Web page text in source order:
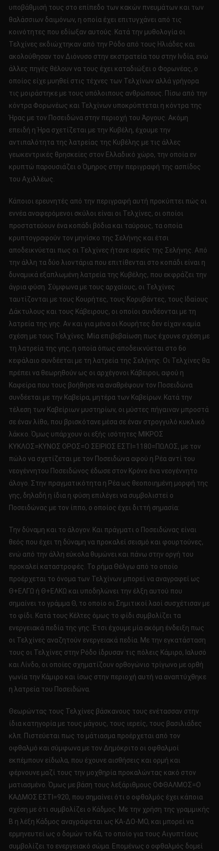
υποβάθμισή τους στο επίπεδο των κακών πνευμάτων και των
θαλάσσιων δαιμόνων, η οποία έχει επιτυγχάνει από τις
κοινότητες που εδίωξαν αυτούς. Κατά την μυθολογία οι
Τελχίνες εκδιώχτηκαν από την Ρόδο από τους Ηλιάδες και
ακολούθησαν τον Διόνυσο στην εκστρατεία του στην Ινδία, ενώ
άλλες πηγές θέλουν να τους έχει καταδιώξει ο Φορωνέας, ο
οποίος είχε μυηθεί στις τέχνες των Τελχίνων αλλά γρήγορα
τις μοιράστηκε με τους υπόλοιπους ανθρώπους. Πίσω από την
κόντρα Φορωνέως και Τελχίνων υποκρύπτεται η κόντρα της
Ήρας με τον Ποσειδώνα στην περιοχή του Άργους. Ακόμη
επειδή η Ήρα σχετίζεται με την Κυβέλη, έχουμε την
αντιπαλότητα της λατρείας της Κυβέλης με τις άλλες
γεωκεντρικές θρησκείες στον Ελλαδικό χώρο, την οποία εν
κρυπτώ παρουσιάζει ο Όμηρος στην περιγραφή της ασπίδος
του Αχιλλέως.
Κάποιοι ερευνητές από την περιγραφή αυτή προκύπτει πώς οι
εννέα αναφερόμενοι σκύλοι είναι οι Τελχίνες, οι οποίοι
προστατεύουν ένα κοπάδι βόδια και ταύρους, τα οποία
κρυπτογραφούν τον μηνίσκο της Σελήνης και έτσι
αποδεικνύεται πως οι Τελχίνες ήτανε ιερείς της Σελήνης. Από
την άλλη τα δύο λιοντάρια που επιτίθενται στο κοπάδι είναι η
δυναμικά εξαπλωμένη λατρεία της Κυβέλης, που εκφράζει την
άγρια φύση. Σύμφωνα με τους αρχαίους, οι Τελχίνες
ταυτίζονται με τους Κουρήτες, τους Κορυβάντες, τους Ιδαίους
Δάκτυλους και τους Κάβειρους, οι οποίοι συνδέονται με τη
λατρεία της γης. Αν και για μένα οι Κουρήτες δεν είχαν καμία
σχέση με τους Τελχίνες. Μία επιβεβαίωση πως έχουνε σχέση με
τη λατρεία της γης, η οποία όπως αποδεικνύεται στο 6ο
κεφάλαιο συνδέεται με τη λατρεία της Σελήνης. Οι Τελχίνες θα
πρέπει να θεωρηθούν ως οι αρχέγονοι Κάβειροι, αφού η
Καφείρα που τους βοήθησε να αναθρέψουν τον Ποσειδώνα
συνδέεται με την Καβείρα, μητέρα των Καβείρων. Κατά την
τέλεση των Καβείριων μυστηρίων, οι μύστες πήγαιναν μπροστά
σε έναν λίθο, που βρισκότανε μέσα σε έναν στρογγυλό κυκλικό
λάκκο. Όμως υπάρχουν οι εξής ισότητες ΜΙΚΡΟΣ
ΚΥΚΛΟΣ=ΚΥΝΟΣ ΟΡΟΣ=Ο ΣΕΙΡΙΟΣ ΕΣΤΙ=1180=ΠΩΛΟΣ, με τον
πώλο να σχετίζεται με τον Ποσειδώνα αφού η Ρέα αντί του
νεογέννητου Ποσειδώνος έδωσε στον Κρόνο ένα νεογέννητο
άλογο. Στην πραγματικότητα η Ρέα ως θεοποιημένη μορφή της
γης, δηλαδή η ίδια η φύση επιλέγει να συμβολιστεί ο
Ποσειδώνας με τον ίππο, ο οποίος έχει διττή σημασία:
Την δύναμη και το άλογον. Και πράγματι ο Ποσειδώνας είναι
θεός που έχει τη δύναμη να προκαλεί σεισμό και φουρτούνες,
ενώ από την άλλη εύκολα θυμώνει και πάνω στην οργή του
προκαλεί καταστροφές. Το ρήμα Θέλγω από το οποίο
προέρχεται το όνομα των Τελχίνων μπορεί να αναγραφεί ως
Θ+ΕΛΓΩ ή Θ+ΕΛΚΩ και υποδηλώνει την έλξη αυτού που
σημαίνει το γράμμα Θ, το οποίο οι Σημιτικοί λαοί συσχέτισαν με
το φίδι. Κατά τους Κέλτες όμως το φίδι συμβολίζει τα
ενεργειακά πεδία της γης. Έτσι έχουμε μία ακόμη ένδειξη πως
οι Τελχίνες αναζητούν ενεργειακά πεδία. Με την εγκατάσταση
τους οι Τελχίνες στην Ρόδο ίδρυσαν τις πόλεις Κάμιρο, Ιαλυσό
και Λίνδο, οι οποίες σχηματίζουν ορθογώνιο τρίγωνο με ορθή
γωνία την Κάμιρο και ίσως στην περιοχή αυτή να αναπτύχθηκε
η λατρεία του Ποσειδώνα.
Θεωρώντας τους Τελχίνες βάσκανους τους ενέτασσαν στην
ίδια κατηγορία με τους μάγους, τους ιερείς, τους βασιλιάδες
κλπ. Πιστεύεται πως το μάτιασμα προέρχεται από τον
οφθαλμό και σύμφωνα με τον Δημόκριτο οι οφθαλμοί
εκπέμπουν είδωλα, που έχουνε αισθήσεις και ορμή και
φέρνουνε μαζί τους την μοχθηρία προκαλώντας κακό στον
ματιασμένο. Όμως με βάση τους λεξάριθμους ΟΦΘΑΛΜΟΣ=Ο
ΚΑΔΜΟΣ ΕΣΤΙ=920, που σημαίνει ότι ο οφθαλμός έχει κάποια
σχέση με ότι συμβολίζει ο Κάδμος. Με την χρήση της γραμμικής
Β η λέξη Κάδμος αναγράφεται ως ΚΑ-ΔΟ-ΜΟ, και μπορεί να
ερμηνευτεί ως ο δομών το Κά, το οποίο για τους Αιγυπτίους
συμβολίζει το ενεργειακό σώμα. Επομένως ο οφθαλμός δομεί